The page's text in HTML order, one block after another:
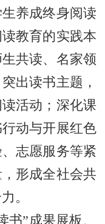
养成终身阅读
教育的实践本
共读、名家领
出读书主题，
活动；深化课
动与开展红色
志愿服务等紧
形成全社会共
。
”成果展板、